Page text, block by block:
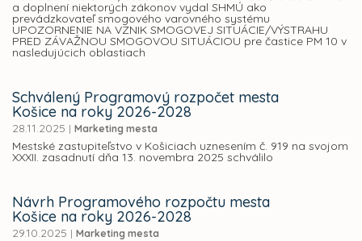
a doplnení niektorých zákonov vydal SHMÚ ako
prevádzkovateľ smogového varovného systému
UPOZORNENIE NA VZNIK SMOGOVEJ SITUÁCIE/VÝSTRAHU
PRED ZÁVAŽNOU SMOGOVOU SITUÁCIOU pre častice PM 10 v
nasledujúcich oblastiach
Schválený Programový rozpočet mesta
Košice na roky 2026-2028
28.11.2025 | Marketing mesta
Mestské zastupiteľstvo v Košiciach uznesením č. 919 na svojom
XXXII. zasadnutí dňa 13. novembra 2025 schválilo
Návrh Programového rozpočtu mesta
Košice na roky 2026-2028
29.10.2025 | Marketing mesta